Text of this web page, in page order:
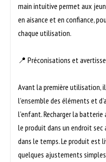
main intuitive permet aux
en aisance et en confiance,
chaque utilisation.
📍 Préconisations et
Avant la première utilisation,
l’ensemble des éléments et
l’enfant. Recharger la
le produit dans un endroit sec
dans le temps. Le produit est
quelques ajustements